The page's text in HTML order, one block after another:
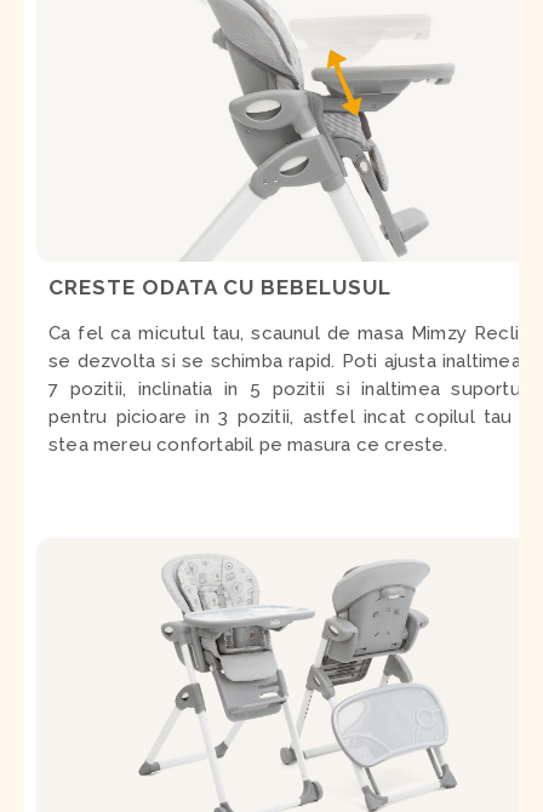
CRESTE ODATA CU BEBELUSUL
Ca fel ca micutul tau, scaunul de masa Mimzy Recline
se dezvolta si se schimba rapid. Poti ajusta inaltimea in
7 pozitii, inclinatia in 5 pozitii si inaltimea suportului
pentru picioare in 3 pozitii, astfel incat copilul tau sa
stea mereu confortabil pe masura ce creste.